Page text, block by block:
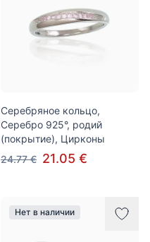
Серебряное кольцо,
Серебро 925°, родий
(покрытие), Цирконы
24.77 € 21.05 €
Нет в наличии